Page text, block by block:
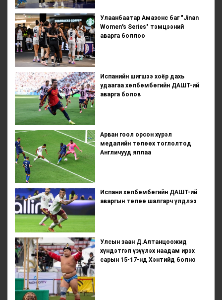
Улаанбаатар Амазонс баг "Jinan
Women's Series" тэмцээний
аварга боллоо
Испанийн шигшээ хоёр дахь
удаагаа хөлбөмбөгийн ДАШТ-ий
аварга болов
Арван гоол орсон хүрэл
медалийн төлөөх тоглолтод
Англичууд яллаа
Испани хөлбөмбөгийн ДАШТ-ий
аваргын төлөө шалгарч үлдлээ
Улсын заан Д.Алтанцоожид
хүндэтгэл үзүүлэх наадам ирэх
сарын 15-17-нд Хэнтийд болно